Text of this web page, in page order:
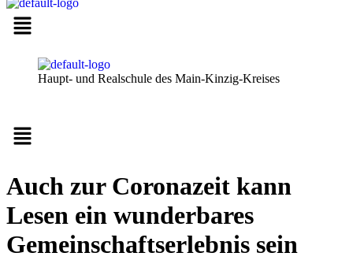
Haupt- und Realschule des Main-Kinzig-Kreises
Menü
Auch zur Coronazeit kann
Lesen ein wunderbares
Gemeinschaftserlebnis sein